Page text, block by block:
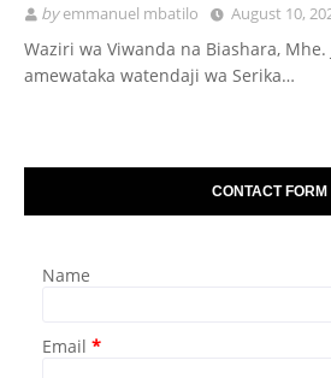
byemmanuel mbatilo August 10,
Waziri wa Viwanda na Biashara,
amewataka watendaji wa Serika…
CONTACT FORM
Name
Email *